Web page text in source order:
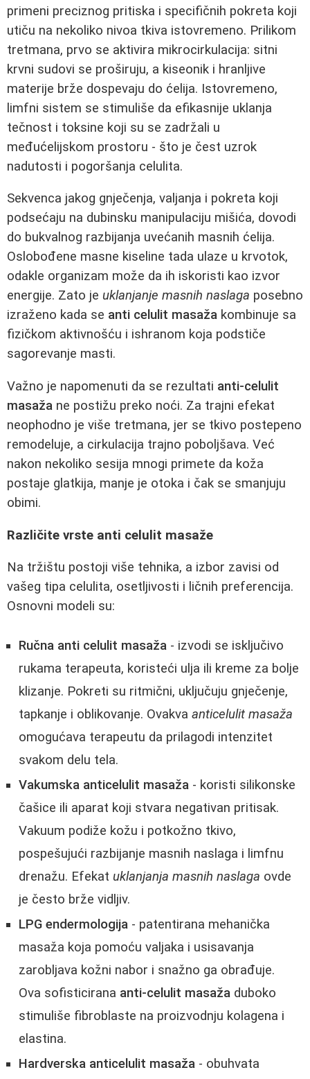
primeni preciznog pritiska i specifičnih pokreta koji
utiču na nekoliko nivoa tkiva istovremeno. Prilikom
tretmana, prvo se aktivira mikrocirkulacija: sitni
krvni sudovi se proširuju, a kiseonik i hranljive
materije brže dospevaju do ćelija. Istovremeno,
limfni sistem se stimuliše da efikasnije uklanja
tečnost i toksine koji su se zadržali u
međućelijskom prostoru - što je čest uzrok
nadutosti i pogoršanja celulita.
Sekvenca jakog gnječenja, valjanja i pokreta koji
podsećaju na dubinsku manipulaciju mišića, dovodi
do bukvalnog razbijanja uvećanih masnih ćelija.
Oslobođene masne kiseline tada ulaze u krvotok,
odakle organizam može da ih iskoristi kao izvor
energije. Zato je uklanjanje masnih naslaga posebno
izraženo kada se anti celulit masaža kombinuje sa
fizičkom aktivnošću i ishranom koja podstiče
sagorevanje masti.
Važno je napomenuti da se rezultati anti-celulit
masaža ne postižu preko noći. Za trajni efekat
neophodno je više tretmana, jer se tkivo postepeno
remodeluje, a cirkulacija trajno poboljšava. Već
nakon nekoliko sesija mnogi primete da koža
postaje glatkija, manje je otoka i čak se smanjuju
obimi.
Različite vrste anti celulit masaže
Na tržištu postoji više tehnika, a izbor zavisi od
vašeg tipa celulita, osetljivosti i ličnih preferencija.
Osnovni modeli su:
Ručna anti celulit masaža - izvodi se isključivo
rukama terapeuta, koristeći ulja ili kreme za bolje
klizanje. Pokreti su ritmični, uključuju gnječenje,
tapkanje i oblikovanje. Ovakva anticelulit masaža
omogućava terapeutu da prilagodi intenzitet
svakom delu tela.
Vakumska anticelulit masaža - koristi silikonske
čašice ili aparat koji stvara negativan pritisak.
Vakuum podiže kožu i potkožno tkivo,
pospešujući razbijanje masnih naslaga i limfnu
drenažu. Efekat uklanjanja masnih naslaga ovde
je često brže vidljiv.
LPG endermologija - patentirana mehanička
masaža koja pomoću valjaka i usisavanja
zarobljava kožni nabor i snažno ga obrađuje.
Ova sofisticirana anti-celulit masaža duboko
stimuliše fibroblaste na proizvodnju kolagena i
elastina.
Hardverska anticelulit masaža - obuhvata